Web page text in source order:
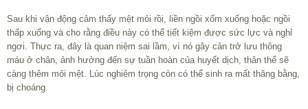
Sau khi vận động cảm thấy mệt mỏi rồi, liền ngồi xổm xuống hoặc ngồi
thấp xuống và cho rằng điều này có thể tiết kiệm được sức lực và nghỉ
ngơi. Thực ra, đây là quan niệm sai lầm, vì nó gây cản trở lưu thông
máu ở chân, ảnh hưởng đến sự tuần hoàn của huyết dịch, thân thể sẽ
càng thêm mỏi mệt. Lúc nghiêm trọng còn có thể sinh ra mất thăng bằng,
bị choáng.